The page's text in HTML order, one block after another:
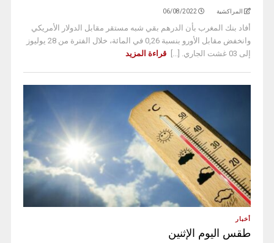
المراكشية 06/08/2022
أفاد بنك المغرب بأن الدرهم بقي شبه مستقر مقابل الدولار الأمريكي
وانخفض مقابل الأورو بنسبة 0,26 في المائة، خلال الفترة من 28 يوليوز
إلى 03 غشت الجاري. [...]
قراءة المزيد
أخبار
طقس اليوم الإثنين